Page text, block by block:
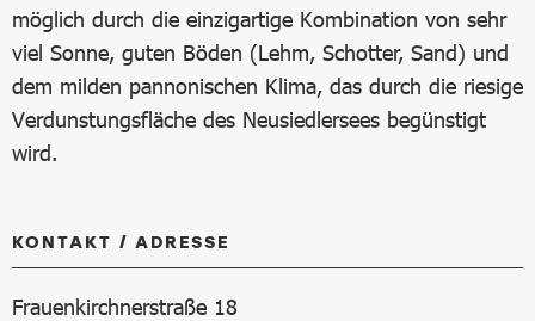
möglich durch die einzigartige Kombination von sehr
viel Sonne, guten Böden (Lehm, Schotter, Sand) und
dem milden pannonischen Klima, das durch die riesige
Verdunstungsfläche des Neusiedlersees begünstigt
wird.
KONTAKT / ADRESSE
Frauenkirchnerstraße 18